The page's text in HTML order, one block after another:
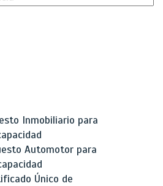
Inmobiliario para
Automotor para
Único de